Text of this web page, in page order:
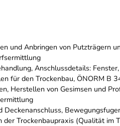
und Anbringen von Putzträgern
Anschlussdetails:
für den Trockenbau, ÖNORM B
Herstellen von Gesimsen und
Deckenanschluss,
Trockenbaupraxis (Qualität im